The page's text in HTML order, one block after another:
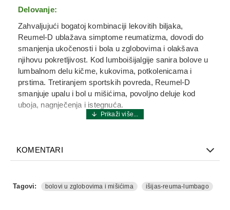
Delovanje:
Zahvaljujući bogatoj kombinaciji lekovitih biljaka,
Reumel-D ublažava simptome reumatizma, dovodi do
smanjenja ukočenosti i bola u zglobovima i olakšava
njihovu pokretljivost. Kod lumboišijalgije sanira bolove u
lumbalnom delu kičme, kukovima, potkolenicama i
prstima. Tretiranjem sportskih povreda, Reumel-D
smanjuje upalu i bol u mišićima, povoljno deluje kod
uboja, nagnječenja i istegnuća.
kod išijasa
KOMENTARI
Tagovi: bolovi u zglobovima i mišićima išijas-reuma-lumbago